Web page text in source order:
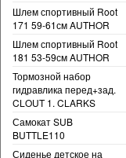
Шлем спортивный Root
171 59-61см AUTHOR
Шлем спортивный Root
181 53-59см AUTHOR
Тормозной набор
гидравлика перед+зад.
CLOUT 1. CLARKS
Самокат SUB
BUTTLE110
Сиденье детское на